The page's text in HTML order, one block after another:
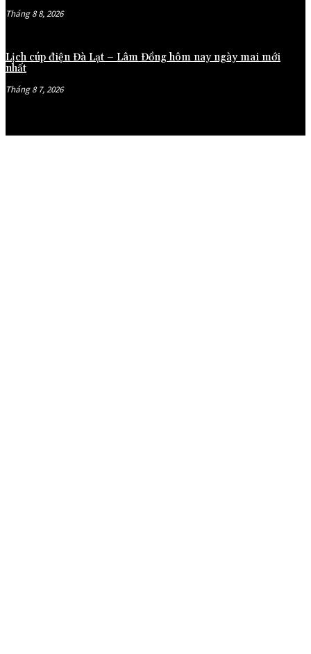
Tháng 8 8, 2026
Lịch cúp điện Đà Lạt – Lâm Đồng hôm nay ngày mai mới
nhất
Tháng 8 7, 2026